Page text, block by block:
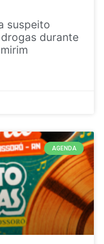
suspeito
durante
AGENDA